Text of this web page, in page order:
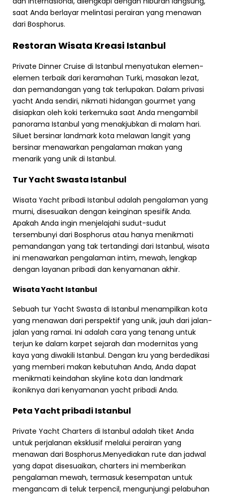
saat Anda berlayar melintasi perairan yang menawan
dari Bosphorus.
Restoran Wisata Kreasi Istanbul
Private Dinner Cruise di Istanbul menyatukan elemen-
elemen terbaik dari keramahan Turki, masakan lezat,
dan pemandangan yang tak terlupakan. Dalam privasi
yacht Anda sendiri, nikmati hidangan gourmet yang
disiapkan oleh koki terkemuka saat Anda mengambil
panorama Istanbul yang menakjubkan di malam hari.
Siluet bersinar landmark kota melawan langit yang
bersinar menawarkan pengalaman makan yang
menarik yang unik di Istanbul.
Tur Yacht Swasta Istanbul
Wisata Yacht pribadi Istanbul adalah pengalaman yang
murni, disesuaikan dengan keinginan spesifik Anda.
Apakah Anda ingin menjelajahi sudut-sudut
tersembunyi dari Bosphorus atau hanya menikmati
pemandangan yang tak tertandingi dari Istanbul, wisata
ini menawarkan pengalaman intim, mewah, lengkap
dengan layanan pribadi dan kenyamanan akhir.
Wisata Yacht Istanbul
Sebuah tur Yacht Swasta di Istanbul menampilkan kota
yang menawan dari perspektif yang unik, jauh dari jalan-
jalan yang ramai. Ini adalah cara yang tenang untuk
terjun ke dalam karpet sejarah dan modernitas yang
kaya yang diwakili Istanbul. Dengan kru yang berdedikasi
yang memberi makan kebutuhan Anda, Anda dapat
menikmati keindahan skyline kota dan landmark
ikoniknya dari kenyamanan yacht pribadi Anda.
Peta Yacht pribadi Istanbul
Private Yacht Charters di Istanbul adalah tiket Anda
untuk perjalanan eksklusif melalui perairan yang
menawan dari Bosphorus.Menyediakan rute dan jadwal
yang dapat disesuaikan, charters ini memberikan
pengalaman mewah, termasuk kesempatan untuk
mengancam di teluk terpencil, mengunjungi pelabuhan